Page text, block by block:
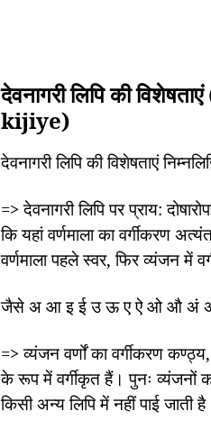
देवनागरी लिपि की
kijiye)
देवनागरी लिपि की विशेषताएं
=>देवनागरी लिपि पर प्राय:
कि यहां वर्णमाला का वर्गीकरण
वर्णमाला पहले स्वर,फिर व्यंजन में
जैसे अ आ इ ई उ ऊ ए ऐ ओ औ अं
=>व्यंजन वर्णों का वर्गीकरण कण्ठ्य
के रूप में वर्गीकृत हैं। पुनः व्यंजनों
किसी अन्य लिपि में नहीं पाई जाती